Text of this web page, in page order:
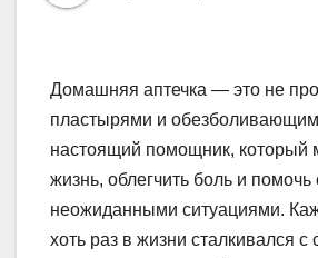
Домашняя аптечка — это не
пластырями и
настоящий помощник, который
жизнь, облегчить боль и помочь
неожиданными ситуациями.
хоть раз в жизни сталкивался с